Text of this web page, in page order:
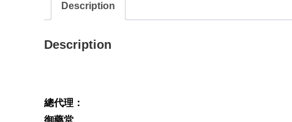
Description
Description
總代理：
御藥堂